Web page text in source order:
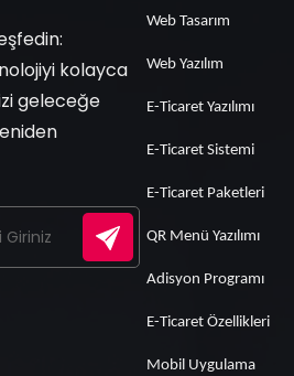
kolayca
geleceğe
Web Tasarım
Web Yazılım
E-Ticaret Yazılımı
E-Ticaret Sistemi
E-Ticaret Paketleri
QR Menü Yazılımı
Adisyon Programı
E-Ticaret Özellikleri
Mobil Uygulama